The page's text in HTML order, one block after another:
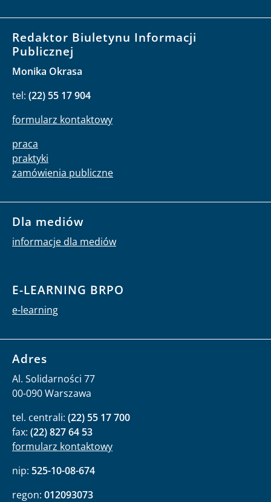
Redaktor Biuletynu Informacji
Publicznej
Monika Okrasa
tel: (22) 55 17 904
formularz kontaktowy
praca
praktyki
zamówienia publiczne
Dla mediów
informacje dla mediów
E-LEARNING BRPO
e-learning
Adres
Al. Solidarności 77
00-090 Warszawa
tel. centrali: (22) 55 17 700
fax: (22) 827 64 53
formularz kontaktowy
nip: 525-10-08-674
regon: 012093073